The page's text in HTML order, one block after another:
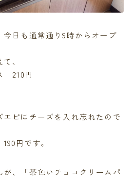
今日も通常通り9時からオープ
、
210円
ピにチーズを入れ忘れたので
円です。
、「茶色いチョコクリームパ